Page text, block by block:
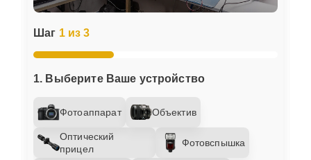
Шаг 1 из 3
1. Выберите Ваше устройство
Фотоаппарат Объектив
Оптический
прицел
Фотовспышка